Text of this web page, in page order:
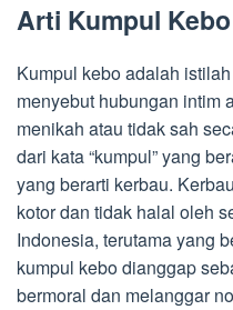
Arti Kumpul Kebo
Kumpul kebo adalah
menyebut hubungan intim
menikah atau tidak sah
dari kata “kumpul” yang
yang berarti kerbau.
kotor dan tidak halal oleh
Indonesia, terutama yang
kumpul kebo dianggap
bermoral dan melanggar